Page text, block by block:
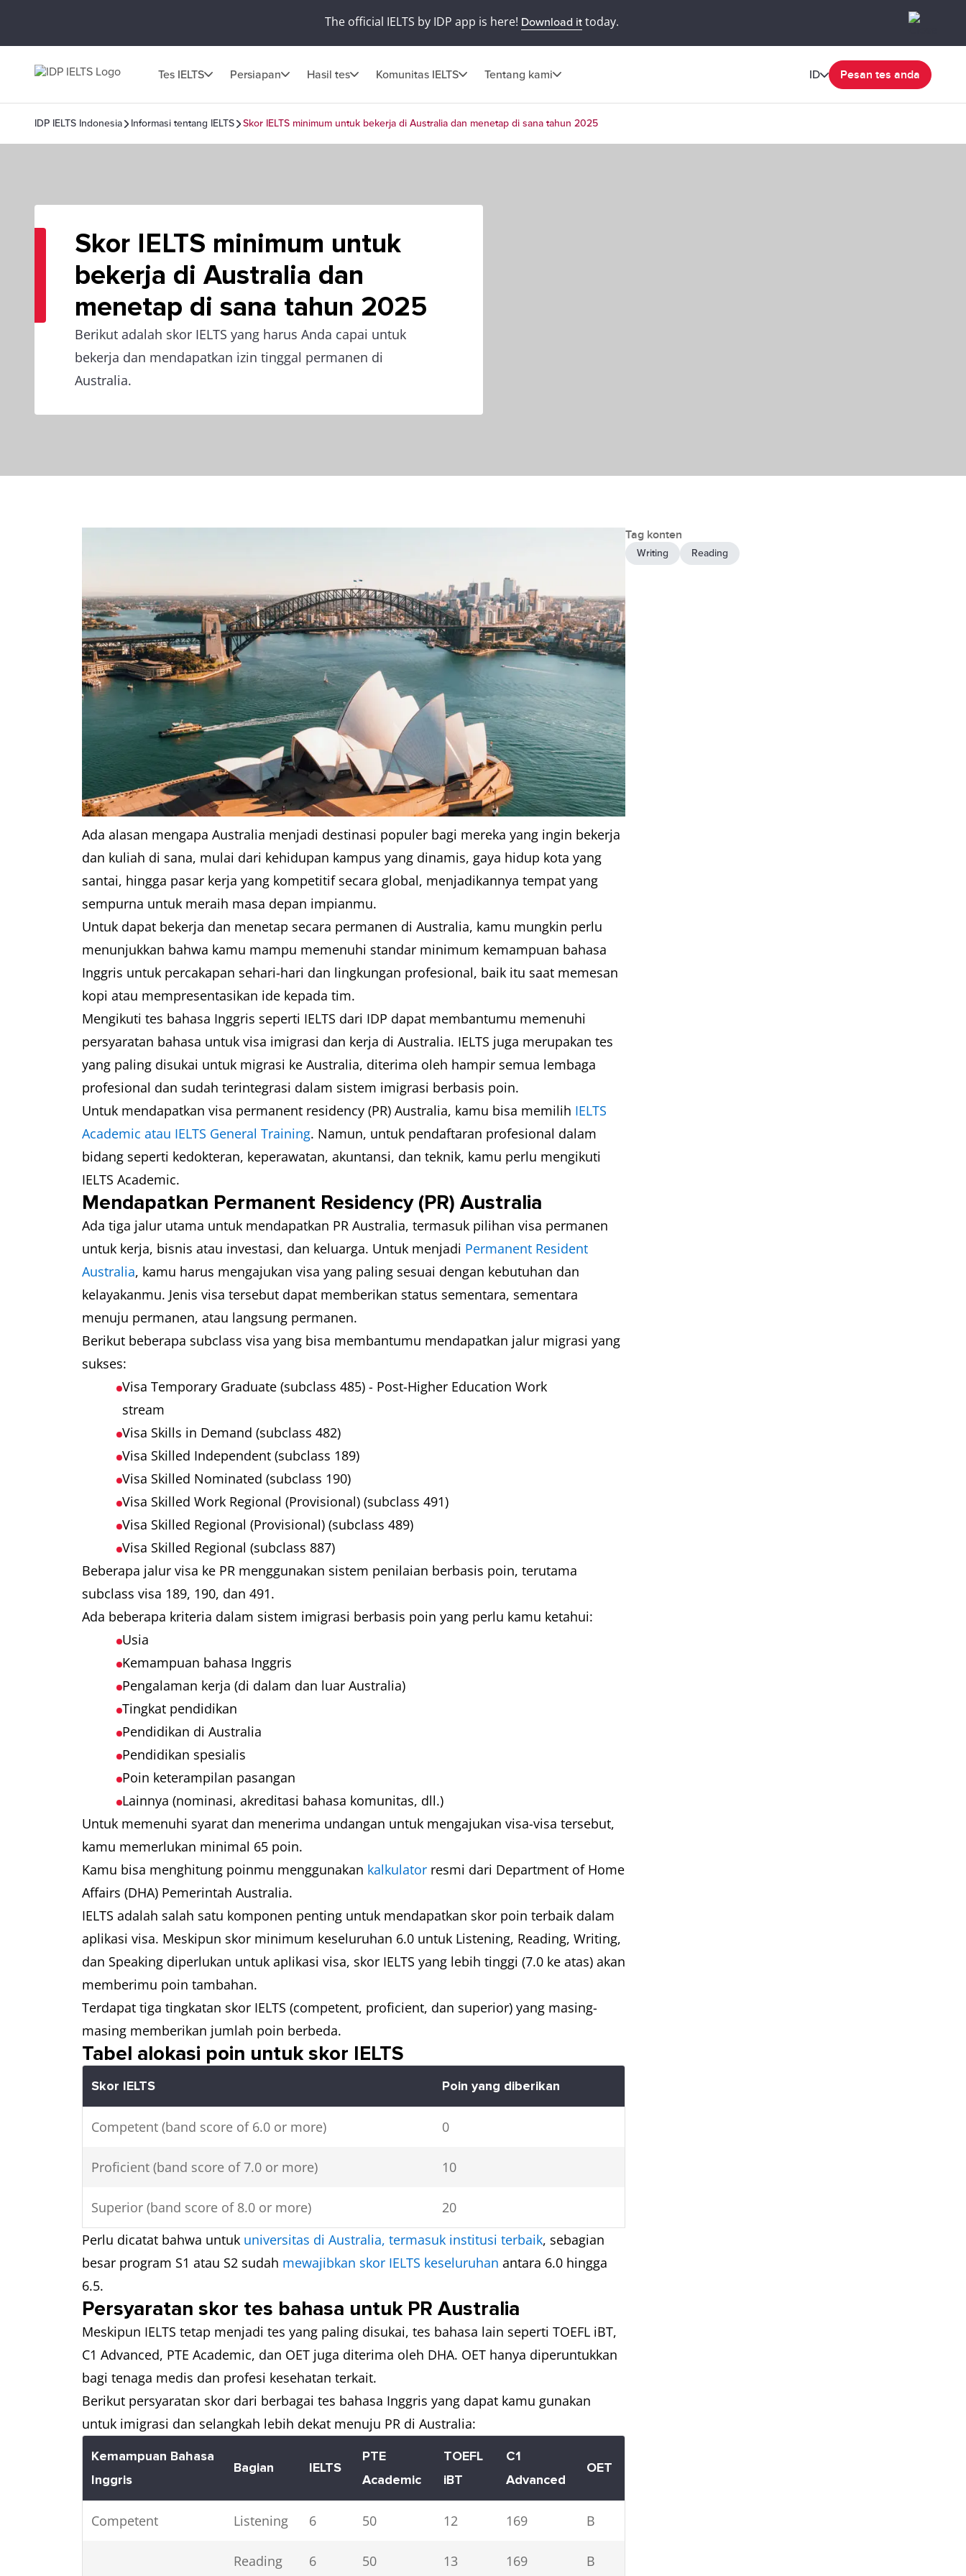
The official IELTS by IDP app is here! Download ittoday.
Tes IELTS Persiapan Hasil tes Komunitas IELTS Tentang kami ID Pesan tes anda
IDP IELTS Indonesia Informasi tentang IELTS Skor IELTS minimum untuk bekerja di Australia dan menetap di sana tahun 2025
Skor IELTS minimum untuk
bekerja di Australia dan
menetap di sana tahun 2025
Berikut adalah skor IELTS yang harus Anda capai untuk
bekerja dan mendapatkan izin tinggal permanen di
Australia.
Ada alasan mengapa Australia menjadi destinasi populer bagi mereka yang ingin bekerja
dan kuliah di sana, mulai dari kehidupan kampus yang dinamis, gaya hidup kota yang
santai, hingga pasar kerja yang kompetitif secara global, menjadikannya tempat yang
sempurna untuk meraih masa depan impianmu.
Untuk dapat bekerja dan menetap secara permanen di Australia, kamu mungkin perlu
menunjukkan bahwa kamu mampu memenuhi standar minimum kemampuan bahasa
Inggris untuk percakapan sehari-hari dan lingkungan profesional, baik itu saat memesan
kopi atau mempresentasikan ide kepada tim.
Mengikuti tes bahasa Inggris seperti IELTS dari IDP dapat membantumu memenuhi
persyaratan bahasa untuk visa imigrasi dan kerja di Australia. IELTS juga merupakan tes
yang paling disukai untuk migrasi ke Australia, diterima oleh hampir semua lembaga
profesional dan sudah terintegrasi dalam sistem imigrasi berbasis poin.
Untuk mendapatkan visa permanent residency (PR) Australia, kamu bisa memilih IELTS
Academic atau IELTS General Training. Namun, untuk pendaftaran profesional dalam
bidang seperti kedokteran, keperawatan, akuntansi, dan teknik, kamu perlu mengikuti
IELTS Academic.
Mendapatkan Permanent Residency (PR) Australia
Ada tiga jalur utama untuk mendapatkan PR Australia, termasuk pilihan visa permanen
untuk kerja, bisnis atau investasi, dan keluarga. Untuk menjadi Permanent Resident
Australia, kamu harus mengajukan visa yang paling sesuai dengan kebutuhan dan
kelayakanmu. Jenis visa tersebut dapat memberikan status sementara, sementara
menuju permanen, atau langsung permanen.
Berikut beberapa subclass visa yang bisa membantumu mendapatkan jalur migrasi yang
sukses:
Visa Temporary Graduate (subclass 485) - Post-Higher Education Work
stream
Visa Skills in Demand (subclass 482)
Visa Skilled Independent (subclass 189)
Visa Skilled Nominated (subclass 190)
Visa Skilled Work Regional (Provisional) (subclass 491)
Visa Skilled Regional (Provisional) (subclass 489)
Visa Skilled Regional (subclass 887)
Beberapa jalur visa ke PR menggunakan sistem penilaian berbasis poin, terutama
subclass visa 189, 190, dan 491.
Ada beberapa kriteria dalam sistem imigrasi berbasis poin yang perlu kamu ketahui:
Usia
Kemampuan bahasa Inggris
Pengalaman kerja (di dalam dan luar Australia)
Tingkat pendidikan
Pendidikan di Australia
Pendidikan spesialis
Poin keterampilan pasangan
Lainnya (nominasi, akreditasi bahasa komunitas, dll.)
Untuk memenuhi syarat dan menerima undangan untuk mengajukan visa-visa tersebut,
kamu memerlukan minimal 65 poin.
Kamu bisa menghitung poinmu menggunakan kalkulator resmi dari Department of Home
Affairs (DHA) Pemerintah Australia.
IELTS adalah salah satu komponen penting untuk mendapatkan skor poin terbaik dalam
aplikasi visa. Meskipun skor minimum keseluruhan 6.0 untuk Listening, Reading, Writing,
dan Speaking diperlukan untuk aplikasi visa, skor IELTS yang lebih tinggi (7.0 ke atas) akan
memberimu poin tambahan.
Terdapat tiga tingkatan skor IELTS (competent, proficient, dan superior) yang masing-
masing memberikan jumlah poin berbeda.
Tabel alokasi poin untuk skor IELTS
Skor IELTS Poin yang diberikan
Competent (band score of 6.0 or more) 0
Proficient (band score of 7.0 or more) 10
Superior (band score of 8.0 or more)
20
Perlu dicatat bahwa untuk universitas di Australia, termasuk institusi terbaik, sebagian
besar program S1 atau S2 sudah mewajibkan skor IELTS keseluruhan antara 6.0 hingga
6.5.
Persyaratan skor tes bahasa untuk PR Australia
Meskipun IELTS tetap menjadi tes yang paling disukai, tes bahasa lain seperti TOEFL iBT,
C1 Advanced, PTE Academic, dan OET juga diterima oleh DHA. OET hanya diperuntukkan
bagi tenaga medis dan profesi kesehatan terkait.
Berikut persyaratan skor dari berbagai tes bahasa Inggris yang dapat kamu gunakan
untuk imigrasi dan selangkah lebih dekat menuju PR di Australia:
Kemampuan Bahasa
Inggris
Bagian IELTS
PTE
Academic
TOEFL
iBT
C1
Advanced
OET
Competent Listening 6 50 12 169 B
Reading 6 50 13 169 B
Tag konten
Writing Reading